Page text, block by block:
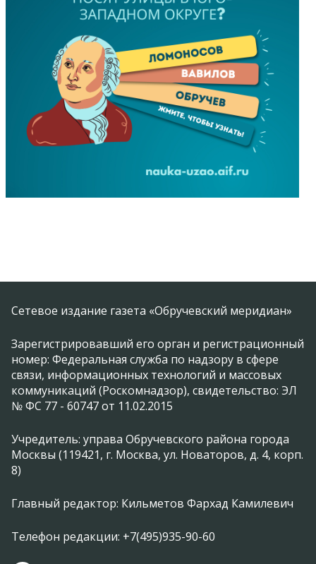
Сетевое издание газета «Обручевский меридиан»
Зарегистрировавший его орган и регистрационный
номер: Федеральная служба по надзору в сфере
связи, информационных технологий и массовых
коммуникаций (Роскомнадзор), свидетельство: ЭЛ
№ ФС 77 - 60747 от 11.02.2015
Учредитель: управа Обручевского района города
Москвы (119421, г. Москва, ул. Новаторов, д. 4, корп.
8)
Главный редактор: Кильметов Фархад Камилевич
Телефон редакции: +7(495)935-90-60